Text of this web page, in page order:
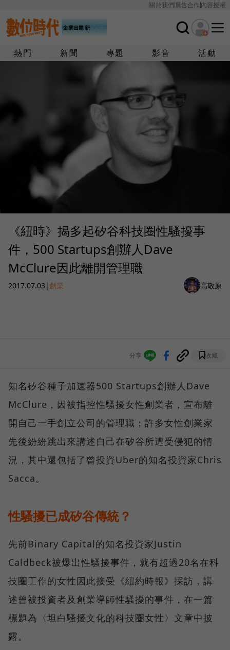
關於我們廣告合作內容授權
熱門 新聞 專題 影音 活動
《紐時》揭多起矽谷科技圈性騷擾事
件，500 Startups創辦人Dave
McClure因此離開管理職
2017.07.03 |創業 高敬原
分享 收藏
知名矽谷種子加速器500 Startups創辦人Dave
McClure，因被指控性騷擾女性創業者，宣布離
開自己一手創立公司的管理職；許多女性創業家
先後紛紛跳出來講述自己在矽谷所遭受侵犯的情
況，其中還包括了曾投資Uber的知名投資家Chris
Sacca。
性騷擾已成矽谷傳統？
先前Binary Capital的知名投資家Justin
Caldbeck被爆出性騷擾事件，就有超過20名在科
技圈工作的女性因此接受《紐約時報》採訪，講
述曾被投資者及創業導師性騷擾的事件，在一篇
標題為〈坦白騷擾文化的科技圈女性〉文章中披
露。